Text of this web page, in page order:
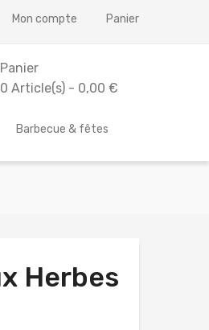
Mon compte Panier
Panier
0 Article(s) - 0,00 €
Barbecue & fêtes
Herbes